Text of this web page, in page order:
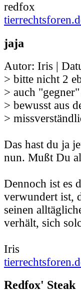
redfox
jaja
Autor: Iris |
> bitte nicht 2
> auch
> bewusst aus
>
Das hast du ja
nun. Mußt Du
Dennoch ist es
verwundert ist,
seinen
verhält, sich
Iris
Redfox' Steak